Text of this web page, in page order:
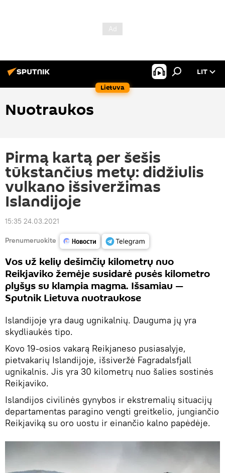
Lietuva
LIT
Nuotraukos
Pirmą kartą per šešis
tūkstančius metų: didžiulis
vulkano išsiveržimas
Islandijoje
15:35 24.03.2021
Prenumeruokite
Vos už kelių dešimčių kilometrų nuo
Reikjaviko žemėje susidarė pusės kilometro
plyšys su klampia magma. Išsamiau —
Sputnik Lietuva nuotraukose
Islandijoje yra daug ugnikalnių. Dauguma jų yra
skydliaukės tipo.
Kovo 19-osios vakarą Reikjaneso pusiasalyje,
pietvakarių Islandijoje, išsiveržė Fagradalsfjall
ugnikalnis. Jis yra 30 kilometrų nuo šalies sostinės
Reikjaviko.
Islandijos civilinės gynybos ir ekstremalių situacijų
departamentas paragino vengti greitkelio, jungiančio
Reikjaviką su oro uostu ir einančio kalno papėdėje.